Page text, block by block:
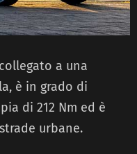
a una
è in grado di
di 212 Nm ed è
urbane.